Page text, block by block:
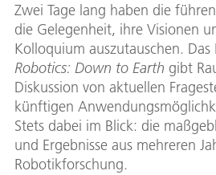
Zwei Tage lang haben die
die Gelegenheit, ihre Visionen
Kolloquium auszutauschen.
Robotics: Down to Earth gibt
Diskussion von aktuellen
künftigen
Stets dabei im Blick: die
und Ergebnisse aus mehreren
Robotikforschung.